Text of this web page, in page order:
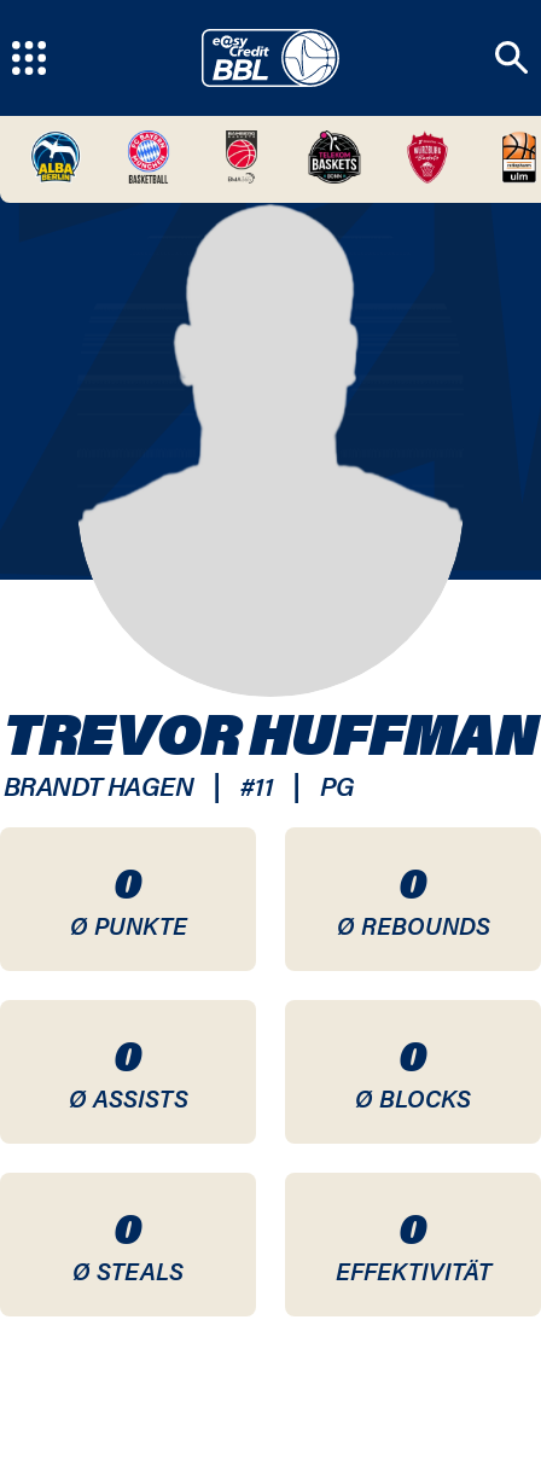
0
Ø PUNKTE
0
Ø REBOUNDS
0
Ø ASSISTS
0
Ø BLOCKS
0
Ø STEALS
0
EFFEKTIVITÄT
TREVOR HUFFMAN
BRANDT HAGEN | #11 | PG